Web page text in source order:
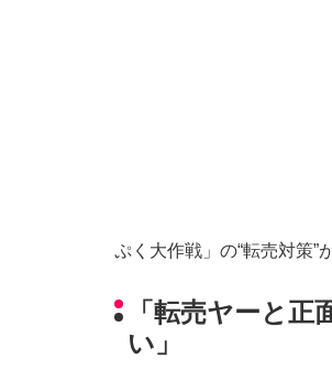
ぷく大作戦」の“転売対策”
「転売ヤーと
い」